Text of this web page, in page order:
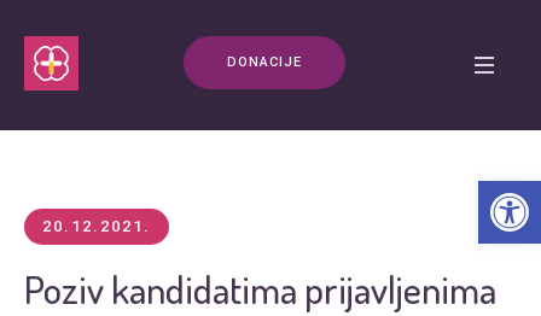
DONACIJE
20.12.2021.
Poziv kandidatima prijavljenima